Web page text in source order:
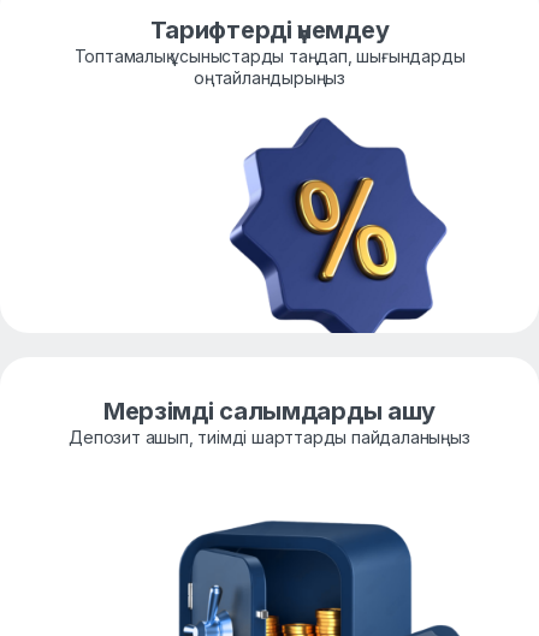
Тарифтерді үнемдеу
Топтамалық ұсыныстарды таңдап, шығындарды
оңтайландырыңыз
Мерзімді салымдарды ашу
Депозит ашып, тиімді шарттарды пайдаланыңыз